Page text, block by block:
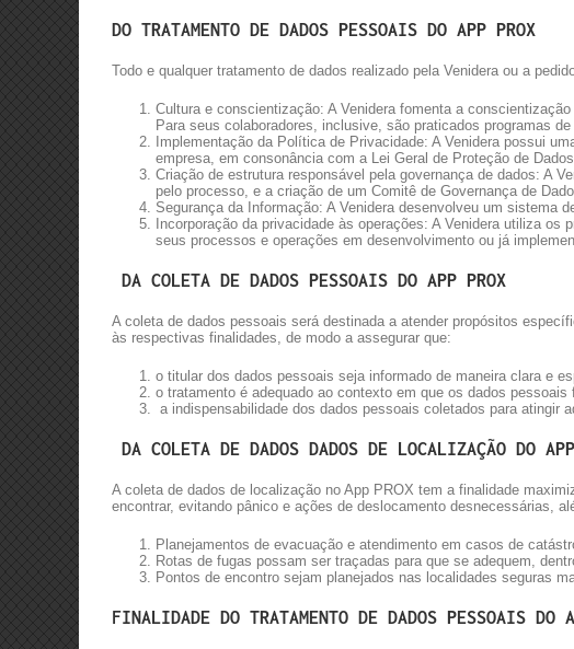
DO TRATAMENTO DE DADOS PESSOAIS DO APP PROX
Todo e qualquer tratamento de dados realizado pela Venidera ou a
Cultura e conscientização: A Venidera fomenta a
Para seus colaboradores, inclusive, são praticados programas
Implementação da Política de Privacidade: A Venidera possui
empresa, em consonância com a Lei Geral de Proteção de
Criação de estrutura responsável pela governança de dados: A
pelo processo, e a criação de um Comitê de Governança de
Segurança da Informação: A Venidera desenvolveu um sistema
Incorporação da privacidade às operações: A Venidera utiliza
seus processos e operações em desenvolvimento ou já
DA COLETA DE DADOS PESSOAIS DO APP PROX
A coleta de dados pessoais será destinada a atender propósitos
às respectivas finalidades, de modo a assegurar que:
o titular dos dados pessoais seja informado de maneira clara e
o tratamento é adequado ao contexto em que os dados pessoais
a indispensabilidade dos dados pessoais coletados para atingir
DA COLETA DE DADOS DADOS DE LOCALIZAÇÃO DO
A coleta de dados de localização no App PROX tem a finalidade
encontrar, evitando pânico e ações de deslocamento desnecessárias,
Planejamentos de evacuação e atendimento em casos de
Rotas de fugas possam ser traçadas para que se adequem,
Pontos de encontro sejam planejados nas localidades seguras
FINALIDADE DO TRATAMENTO DE DADOS PESSOAIS DO